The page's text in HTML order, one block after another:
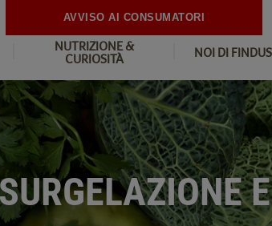
NUTRIZIONE &
CURIOSITÀ
NOI DI FINDUS
AVVISO AI CONSUMATORI